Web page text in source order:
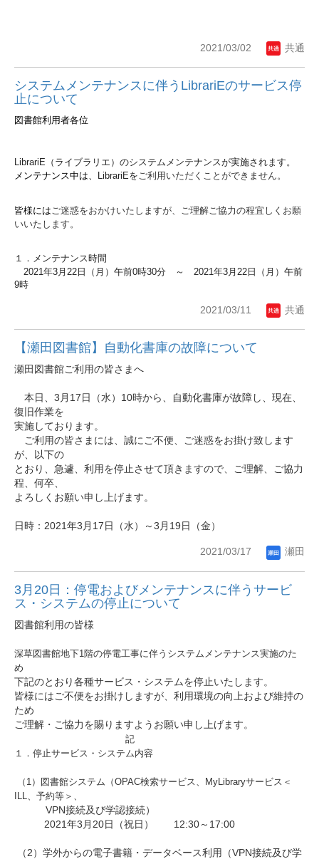
2021/03/02 共通
システムメンテナンスに伴うLibrariEのサービス停
止について
図書館利用者各位
LibrariE （ライブラリエ）のシステムメンテナンスが実施されます。
メンテナンス中は、
LibrariEをご利用いただくことができません。
皆様にはご迷惑をおかけいたしますが、ご理解ご協力の程宜しくお願
いいたします。
１．メンテナンス時間
2021年3月 22 日（月）午前0時30分 ～ 2021年3月 22 日（月）午前
9時
2021/03/11 共通
【瀬田図書館】自動化書庫の故障について
瀬田図書館ご利用の皆さまへ
本日、3月17日（水）10時から、自動化書庫が故障し、現在、
復旧作業を
実施しております。
ご利用の皆さまには、誠にご不便、ご迷惑をお掛け致します
が、以下の
とおり、急遽、利用を停止させて頂きますので、ご理解、ご協力
程、何卒、
よろしくお願い申し上げます。
日時：2021年3月17日（水）～3月19日（金）
2021/03/17 瀬田
3月20日：停電およびメンテナンスに伴うサービ
ス・システムの停止について
図書館利用の皆様
深草図書館地下1階の停電工事に伴うシステムメンテナンス実施のた
め
下記のとおり各種サービス・システムを停止いたします。
皆様にはご不便をお掛けしますが、利用環境の向上および維持の
ため
ご理解・ご協力を賜りますようお願い申し上げます。
記
１．停止サービス・システム内容
（1）図書館システム（OPAC検索サービス、MyLibraryサービス＜
ILL、予約等＞、
VPN接続及び学認接続）
2021年3月20日（祝日） 12:30～17:00
（2）学外からの電子書籍・データベース利用（VPN接続及び学